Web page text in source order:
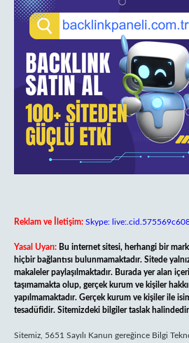
Reklam ve İletişim: Skype:
Yasal Uyarı: Bu internet sitesi, herhangi bir
hiçbir bağlantısı bulunmamaktadır. Sitede
makaleler paylaşılmaktadır. Burada yer alan
taşımamakta olup, gerçek kurum ve kişiler
yapılmamaktadır. Gerçek kurum ve kişiler ile
tesadüfidir. Sitemizdeki bilgiler taslak
Sitemiz, 5651 Sayılı Kanun gereğince Bilgi